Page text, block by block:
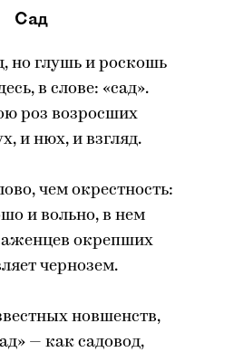
Сад
но глушь и роскошь
в слове: «сад».
роз возросших
и нюх, и взгляд.
чем окрестность:
и вольно, в нем
окрепших
чернозем.
новшенств,
— как садовод,